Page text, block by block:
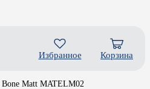
Избранное Корзина
Bone Matt MATELM02